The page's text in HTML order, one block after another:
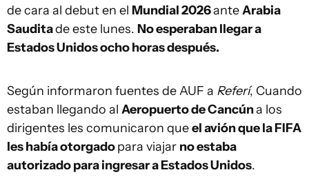
de cara al debut en el Mundial 2026anteArabia
Sauditade este lunes. No esperaban llegar a
Estados Unidos ocho horas después.
Según informaron fuentes de AUF a Referí, Cuando
estaban llegando al Aeropuerto de Cancúna los
dirigentes les comunicaron queel avión que la FIFA
les había otorgadopara viajar no estaba
autorizado para ingresar a Estados Unidos.